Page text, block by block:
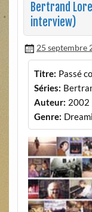
Bertrand
interview)
25 septembre
Titre: Passé
Séries:
Auteur: 2002
Genre: